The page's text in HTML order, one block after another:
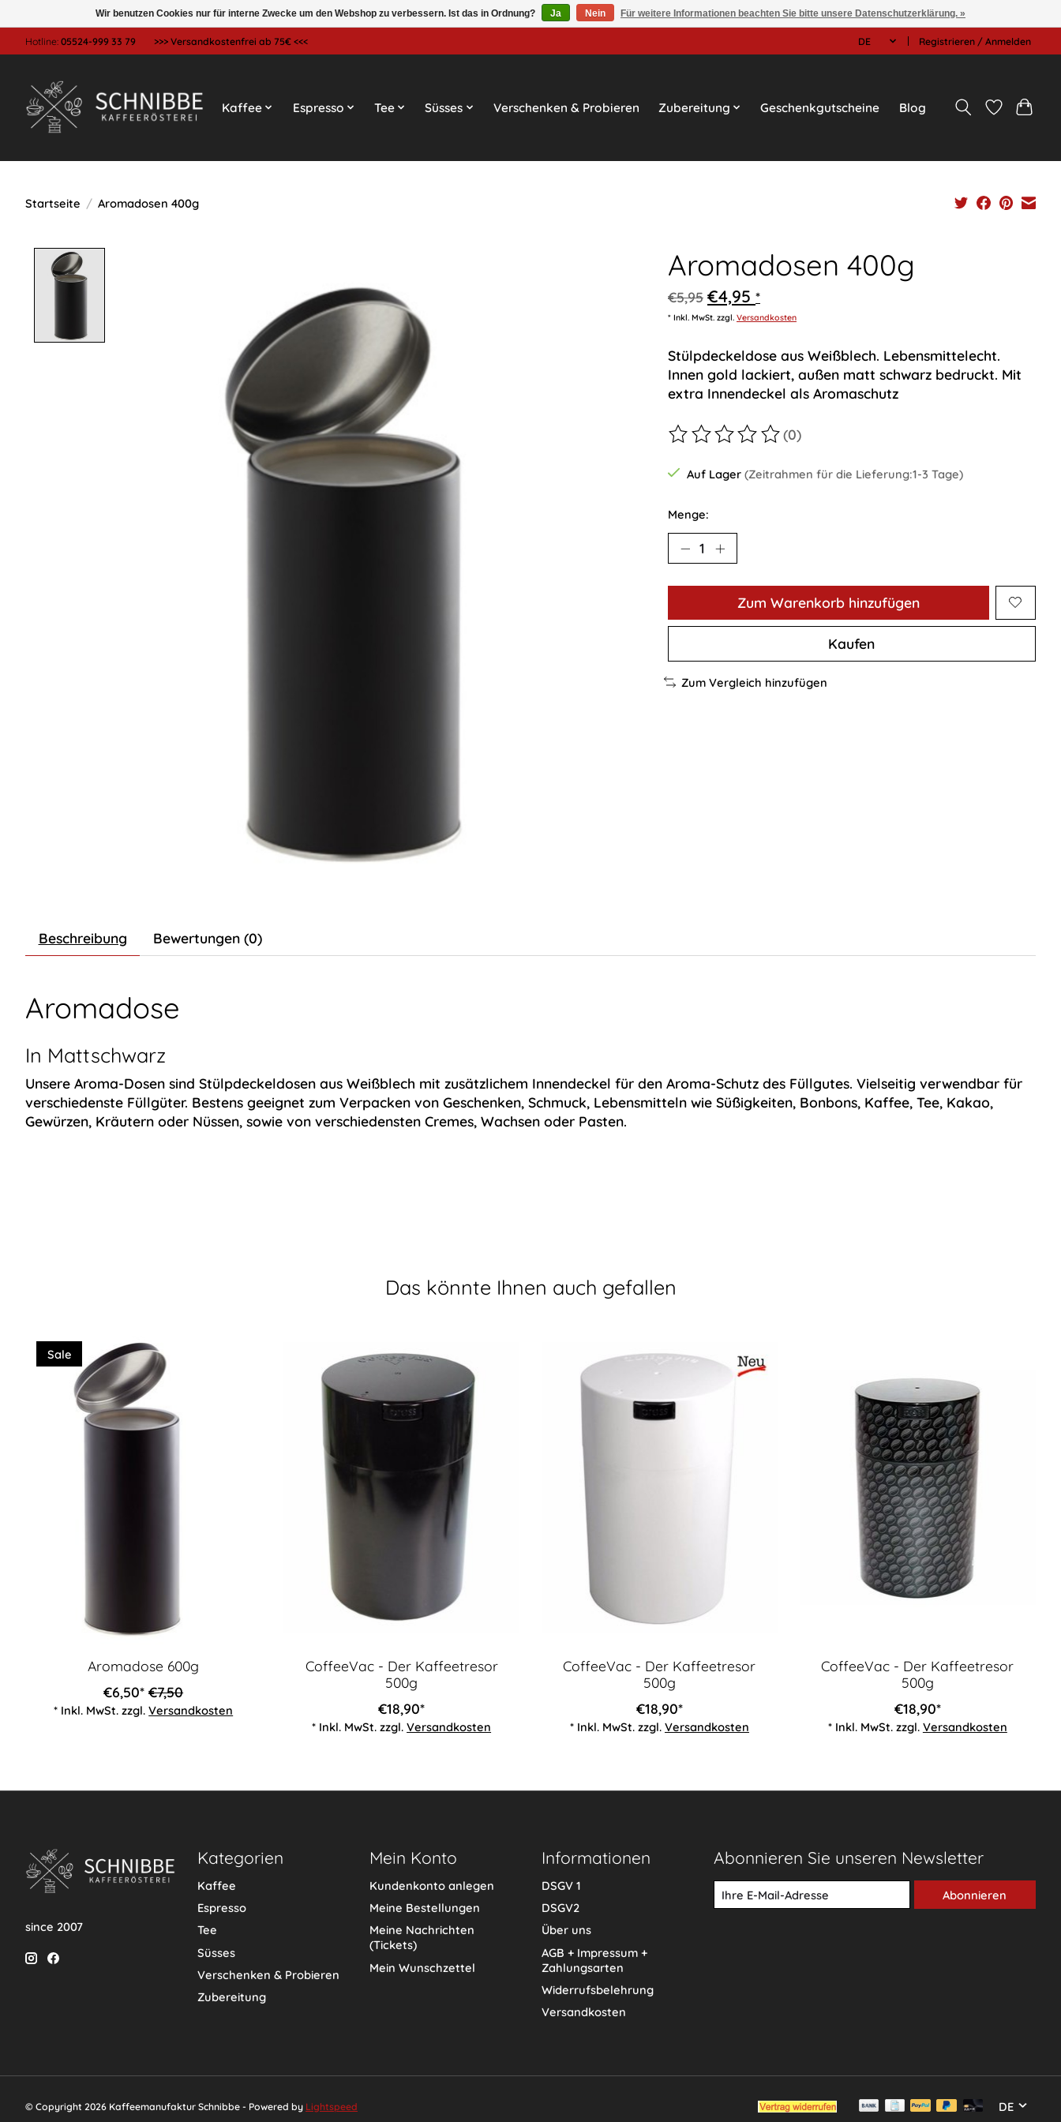
Hotline: 05524-999 33 79 >>> Versandkostenfrei ab 75€ <<< DE Registrieren / Anmelden
Kaffee Espresso Tee Süsses Verschenken & Probieren Zubereitung Geschenkgutscheine Blog
Startseite / Aromadosen 400g
Aromadosen 400g
€5,95 €4,95 *
* Inkl. MwSt. zzgl. Versandkosten
Stülpdeckeldose aus Weißblech. Lebensmittelecht.
Innen gold lackiert, außen matt schwarz bedruckt. Mit
extra Innendeckel als Aromaschutz
Die Bewertung dieses Produkts ist
(0)
Auf Lager (Zeitrahmen für die Lieferung:1-3 Tage)
Menge:
Zum Warenkorb hinzufügen
Kaufen
Zum Vergleich hinzufügen
Beschreibung Bewertungen (0)
Aromadose
In Mattschwarz
Unsere Aroma-Dosen sind Stülpdeckeldosen aus Weißblech mit zusätzlichem Innendeckel für den Aroma-Schutz des Füllgutes. Vielseitig verwendbar für
verschiedenste Füllgüter. Bestens geeignet zum Verpacken von Geschenken, Schmuck, Lebensmitteln wie Süßigkeiten, Bonbons, Kaffee, Tee, Kakao,
Gewürzen, Kräutern oder Nüssen, sowie von verschiedensten Cremes, Wachsen oder Pasten.
Das könnte Ihnen auch gefallen
Produkt-Karussell-Artikel
Sale
Aromadose 600g
€6,50* €7,50
* Inkl. MwSt. zzgl.Versandkosten
CoffeeVac - Der Kaffeetresor
500g
€18,90*
* Inkl. MwSt. zzgl.Versandkosten
CoffeeVac - Der Kaffeetresor
500g
€18,90*
* Inkl. MwSt. zzgl. Versandkosten
CoffeeVac - Der Kaffeetresor
500g
€18,90*
* Inkl. MwSt. zzgl. Versandkosten
since 2007
Kategorien
Kaffee
Espresso
Tee
Süsses
Verschenken & Probieren
Zubereitung
Mein Konto
Kundenkonto anlegen
Meine Bestellungen
Meine Nachrichten
(Tickets)
Mein Wunschzettel
Informationen
DSGV 1
DSGV2
Über uns
AGB + Impressum +
Zahlungsarten
Widerrufsbelehrung
Versandkosten
Abonnieren Sie unseren Newsletter
Abonnieren
© Copyright 2026 Kaffeemanufaktur Schnibbe - Powered by Lightspeed DE
Wir benutzen Cookies nur für interne Zwecke um den Webshop zu verbessern. Ist das in Ordnung? Ja Nein Für weitere Informationen beachten Sie bitte unsere Datenschutzerklärung. »